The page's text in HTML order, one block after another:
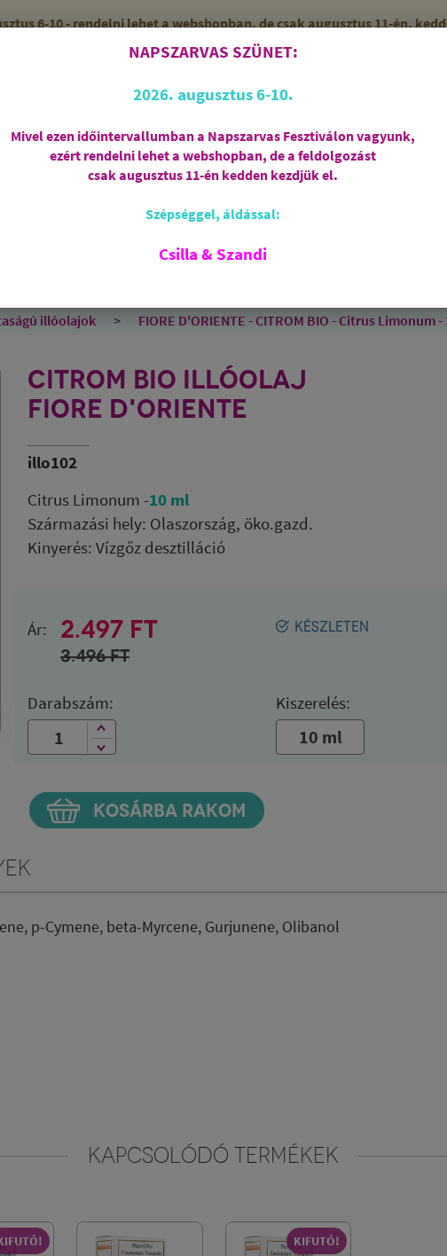
6-10 - rendelni lehet a webshopban, de csak augusztus 11-én,
(SZANDI)
Regisztráció
AJÁNDÉKCSOMAGOK
SPIRIT OF OM
illóolajok FIORE D'ORIENTE - CITROM BIO - Citrus Limonum -
CITROM BIO ILLÓOLAJ
FIORE D'ORIENTE
illo102
Citrus Limonum -10 ml
Származási hely: Olaszország, öko.gazd.
Kinyerés: Vízgőz desztilláció
KÉSZLETEN
Ár: 2.497 FT
3.496FT
Darabszám: Kiszerelés:
10 ml
KOSÁRBA RAKOM
p-Cymene, beta-Myrcene, Gurjunene, Olibanol
KAPCSOLÓDÓ TERMÉKEK
KIFUTÓ!
NAPSZARVAS SZÜNET:
2026. augusztus 6-10.
Mivel ezen időintervallumban a Napszarvas Fesztiválon vagyunk,
ezért rendelni lehet a webshopban, de a feldolgozást
csak augusztus 11-én kedden kezdjük el.
Szépséggel, áldással:
Csilla & Szandi